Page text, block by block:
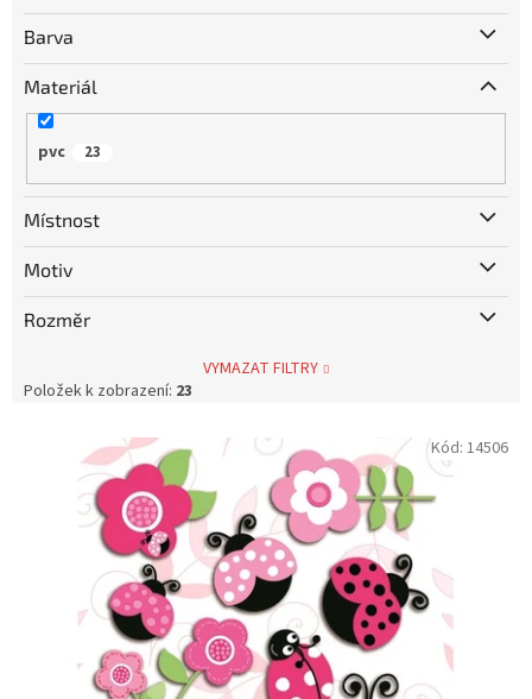
Barva
Materiál
pvc 23
Místnost
Motiv
Rozměr
VYMAZAT FILTRY
Položek k zobrazení: 23
Kód: 14506